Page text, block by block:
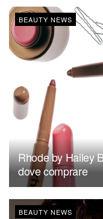
BEAUTY NEWS
Rhode by Hailey
dove comprare
BEAUTY NEWS